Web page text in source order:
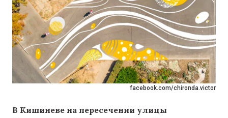
facebook.com/chironda.victor
В Кишиневе на пересечении улицы